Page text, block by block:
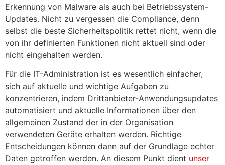
Erkennung von Malware als auch bei Betriebssystem-
Updates. Nicht zu vergessen die Compliance, denn
selbst die beste Sicherheitspolitik rettet nicht, wenn die
von ihr definierten Funktionen nicht aktuell sind oder
nicht eingehalten werden.
Für die IT-Administration ist es wesentlich einfacher,
sich auf aktuelle und wichtige Aufgaben zu
konzentrieren, indem Drittanbieter-Anwendungsupdates
automatisiert und aktuelle Informationen über den
allgemeinen Zustand der in der Organisation
verwendeten Geräte erhalten werden. Richtige
Entscheidungen können dann auf der Grundlage echter
Daten getroffen werden. An diesem Punkt dient unser